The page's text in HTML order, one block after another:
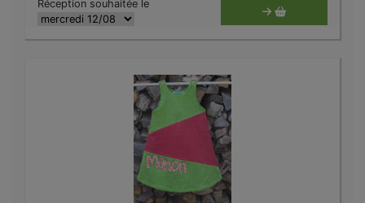
Réception souhaitée le